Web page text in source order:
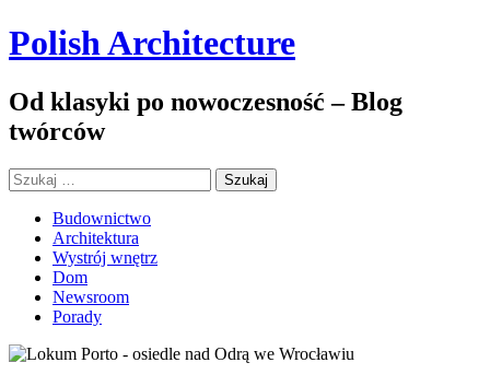
Polish Architecture
Od klasyki po nowoczesność – Blog
twórców
Szukaj:
Budownictwo
Architektura
Wystrój wnętrz
Dom
Newsroom
Porady